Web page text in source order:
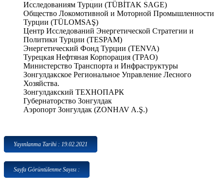
Исследованиям Турции (TÜBİTAK SAGE)
Общество Локомотивной и Моторной Промышленности
Турции (TÜLOMSAŞ)
Центр Исследований Энергетической Стратегии и
Политики Турции (TESPAM)
Энергетический Фонд Турции (TENVA)
Турецкая Нефтяная Корпорация (TPAO)
Министерство Транспорта и Инфраструктуры
Зонгулдакское Региональное Управление Лесного
Хозяйства.
Зонгулдакский ТЕХНОПАРК
Губернаторство Зонгулдак
Аэропорт Зонгулдак (ZONHAV A.Ş.)
Yayınlanma Tarihi : 19.02.2021
Sayfa Görüntülenme Sayısı :